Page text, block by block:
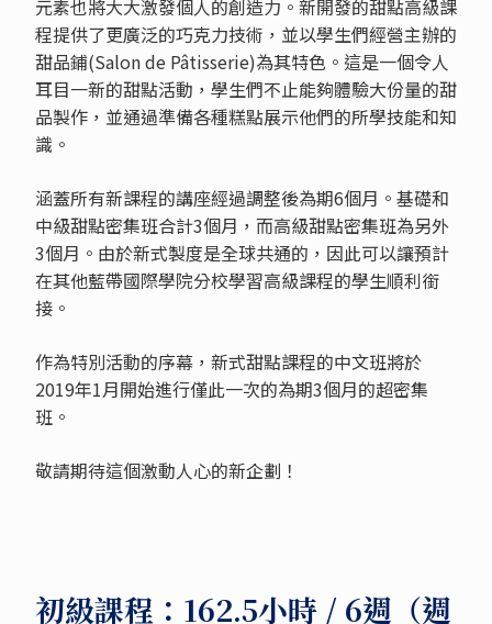
元素也將大大激發個人的創造力。新開發的甜點高級課
程提供了更廣泛的巧克力技術，並以學生們經營主辦的
甜品鋪(Salon de Pâtisserie)為其特色。這是一個令人
耳目一新的甜點活動，學生們不止能夠體驗大份量的甜
品製作，並通過準備各種糕點展示他們的所學技能和知
識。
涵蓋所有新課程的講座經過調整後為期6個月。基礎和
中級甜點密集班合計3個月，而高級甜點密集班為另外
3個月。由於新式製度是全球共通的，因此可以讓預計
在其他藍帶國際學院分校學習高級課程的學生順利銜
接。
作為特別活動的序幕，新式甜點課程的中文班將於
2019年1月開始進行僅此一次的為期3個月的超密集
班。
敬請期待這個激動人心的新企劃！
初級課程：162.5小時 / 6週（週